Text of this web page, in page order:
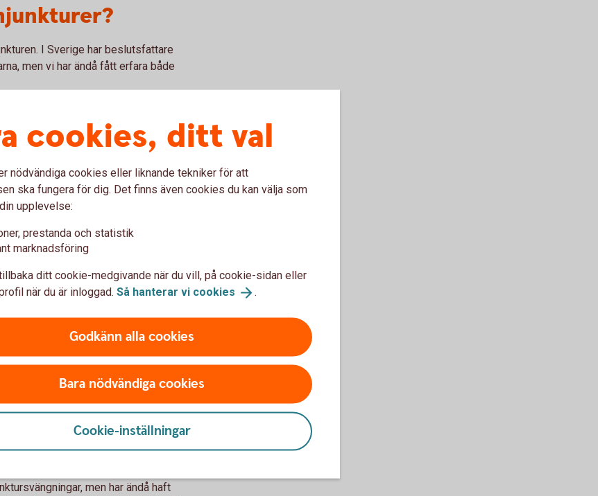
I Sverige har beslutsfattare
men vi har ändå fått erfara både
blir arbetslösa och ungdomar
kan sätta permanenta spår.
de negativa, bland annat att vi i
lämnar olönsamma projekt bakom
också funnits en kritik mot den ”lätta
att den höll improduktiva företag
eventuella sidoeffekt mot att ett antal
exempel genom ökade
är ganska svårt att styra, bland annat
stimulanser än åtstramningar, vilket
väl har tagit ett beslut om en
kanske redan är på väg upp igen.
men har ändå haft
cookies, ditt val
nödvändiga cookies eller liknande tekniker för att
ska fungera för dig. Det finns även cookies du kan välja som
upplevelse:
prestanda och statistik
marknadsföring
ditt cookie-medgivande när du vill, på cookie-sidan eller
när du är inloggad. Så hanterar vi cookies .
Godkänn alla cookies
Bara nödvändiga cookies
Cookie-inställningar